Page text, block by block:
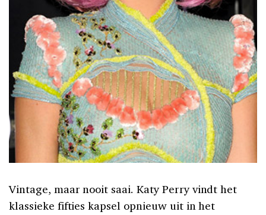
Vintage, maar nooit saai. Katy Perry vindt het
klassieke fifties kapsel opnieuw uit in het